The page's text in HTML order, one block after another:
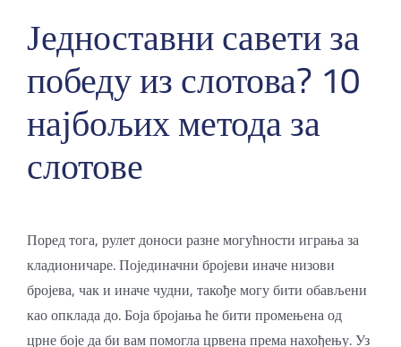
Једноставни савети за
победу из слотова? 10
најбољих метода за
слотове
Поред тога, рулет доноси разне могућности играња за
кладионичаре. Појединачни бројеви иначе низови
бројева, чак и иначе чудни, такође могу бити обављени
као опклада до. Боја бројања ће бити промењена од
црне боје да би вам помогла црвена према нахођењу. Уз